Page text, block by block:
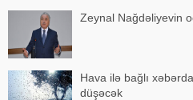
Zeynal Nağdəliyevin
Hava ilə bağlı
düşəcək